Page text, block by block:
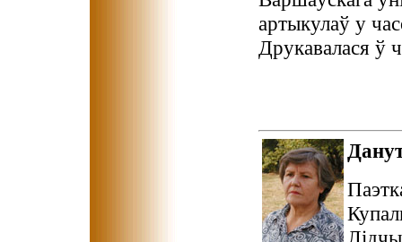
артыкулаў у
Друкавалася ў